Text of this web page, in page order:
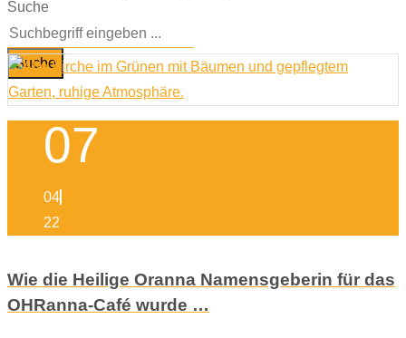
Suche
Suche
07
04
22
Wie die Heilige Oranna Namensgeberin für das
OHRanna-Café wurde …